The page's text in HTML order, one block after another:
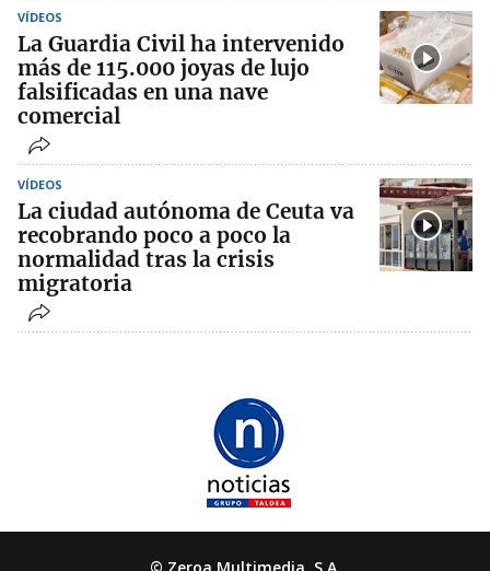
VÍDEOS
La Guardia Civil ha intervenido
más de 115.000 joyas de lujo
falsificadas en una nave
comercial
VÍDEOS
La ciudad autónoma de Ceuta va
recobrando poco a poco la
normalidad tras la crisis
migratoria